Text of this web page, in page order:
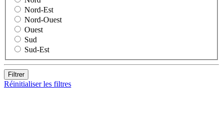
Nord-Est
Nord-Ouest
Ouest
Sud
Sud-Est
Filtrer
Réinitialiser les filtres